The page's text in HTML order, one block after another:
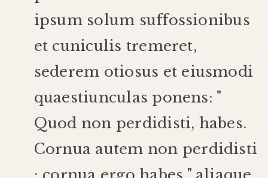
ipsum solum suffossionibus
et cuniculis tremeret,
sederem otiosus et eiusmodi
quaestiunculas ponens: "
Quod non perdidisti, habes.
Cornua autem non perdidisti